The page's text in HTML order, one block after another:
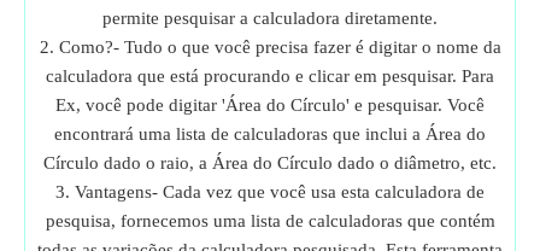
permite pesquisar a calculadora diretamente.
2. Como?- Tudo o que você precisa fazer é digitar o nome da
calculadora que está procurando e clicar em pesquisar. Para
Ex, você pode digitar 'Área do Círculo' e pesquisar. Você
encontrará uma lista de calculadoras que inclui a Área do
Círculo dado o raio, a Área do Círculo dado o diâmetro, etc.
3. Vantagens- Cada vez que você usa esta calculadora de
pesquisa, fornecemos uma lista de calculadoras que contém